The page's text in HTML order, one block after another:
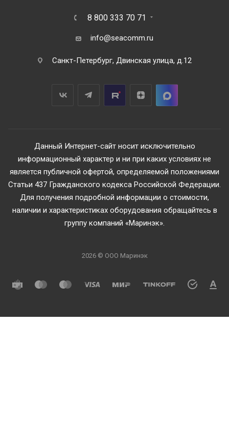
8 800 333 70 71
info@seacomm.ru
Санкт-Петербург, Двинская улица, д.12
Данный Интернет-сайт носит исключительно
информационный характер и ни при каких условиях не
является публичной офертой, определяемой положениями
Статьи 437 Гражданского кодекса Российской Федерации.
Для получения подробной информации о стоимости,
наличии и характеристиках оборудования обращайтесь в
группу компаний «Маринэк».
2026 © ООО Маринэк